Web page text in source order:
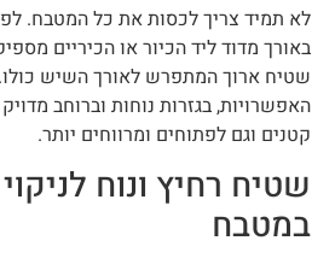
לא תמיד צריך לכסות את כל המטבח.
באורך מדוד ליד הכיור או הכיריים
שטיח ארוך המתפרש לאורך השיש
האפשרויות, בגזרות נוחות וברוחב
קטנים וגם לפתוחים ומרווחים יותר.
שטיח רחיץ ונוח
במטבח